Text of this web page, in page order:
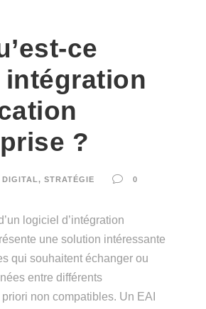
ce
intégration
?
DIGITAL , STRATÉGIE 0
logiciel d’intégration
une solution intéressante
qui souhaitent échanger ou
entre différents
non compatibles. Un EAI